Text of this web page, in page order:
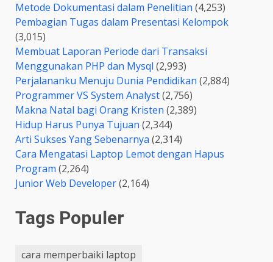
Metode Dokumentasi dalam Penelitian (4,253)
Pembagian Tugas dalam Presentasi Kelompok
(3,015)
Membuat Laporan Periode dari Transaksi
Menggunakan PHP dan Mysql (2,993)
Perjalananku Menuju Dunia Pendidikan (2,884)
Programmer VS System Analyst(2,756)
Makna Natal bagi Orang Kristen (2,389)
Hidup Harus Punya Tujuan (2,344)
Arti Sukses Yang Sebenarnya (2,314)
Cara Mengatasi Laptop Lemot dengan Hapus
Program (2,264)
Junior Web Developer(2,164)
Tags Populer
cara memperbaiki laptop